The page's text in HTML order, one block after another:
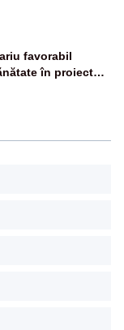
fost ridicate de la
favorabil
în proiectul